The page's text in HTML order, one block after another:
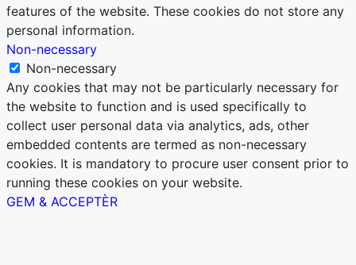
features of the website. These cookies do not store any
personal information.
Non-necessary
Non-necessary
Any cookies that may not be particularly necessary for
the website to function and is used specifically to
collect user personal data via analytics, ads, other
embedded contents are termed as non-necessary
cookies. It is mandatory to procure user consent prior to
running these cookies on your website.
GEM & ACCEPTÈR